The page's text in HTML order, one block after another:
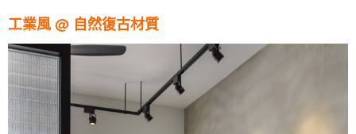
工業風 @ 自然復古材質